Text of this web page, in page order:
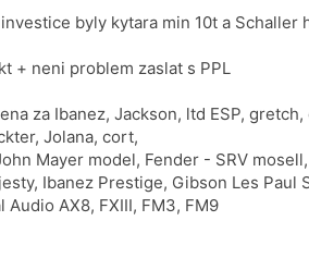
byly kytara min 10t a Schaller
+ neni problem zaslat s PPL
za Ibanez, Jackson, ltd ESP,
Jolana, cort,
Mayer model, Fender - SRV
Ibanez Prestige, Gibson Les Paul
Audio AX8, FXIII, FM3, FM9